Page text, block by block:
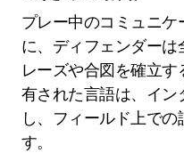
プレー中のコミュニ
に、ディフェンダー
レーズや合図を確立
有された言語は、イ
し、フィールド上で
す。